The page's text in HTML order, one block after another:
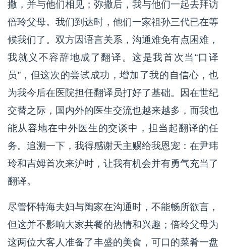
撒，并与他们相见；弥撒后，我与他们一起去拜访
倍玲父母。我们到达时，他们一家祖孙三代已在等
候我们了。双方因语言关系，沟通难免有点困难，
我就义不容辞地成了翻译。这是我首次当“口译
员”，但这次的尝试成功，增加了我的自信心，也
为我今后在医院担任翻译员打好了基础。因在世纪
交替之际，国内外的医生交流也越来越多，而我也
能从容地在中外医生的交谈中，担当起翻译的任
务。追溯一下，我得感谢天主赐给我恩宠：在尹玮
玲和吉姆首次来沪时，让我有机会并有勇气充当了
翻译。
尽管怀特海夫妇与陶家在沟通时，不能畅所欲言，
但这并不影响大家共餐的热情和兴趣；倍玲父母为
这两位大客人准备了丰盛的美食，可口的菜肴一盘